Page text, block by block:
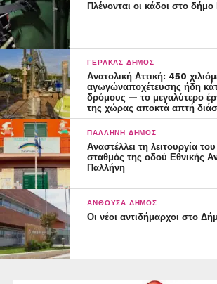
Πλένονται οι κάδοι στο
ΓΈΡΑΚΑΣ ΔΉΜΟΣ
Ανατολική Αττική: 450
αγωγώναποχέτευσης ήδη
δρόμους — το μεγαλύτερο
της χώρας αποκτά απτή
ΠΑΛΛΉΝΗ ΔΉΜΟΣ
Αναστέλλει τη λειτουργία
σταθμός της οδού Εθνικής
Παλλήνη
ΑΝΘΟΎΣΑ ΔΉΜΟΣ
Οι νέοι αντιδήμαρχοι στο